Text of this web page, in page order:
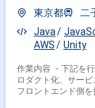
東京都
二
Java
AWS
Unity
作業内容 ・下記を
ロダクト化、サー
フロントエンド側